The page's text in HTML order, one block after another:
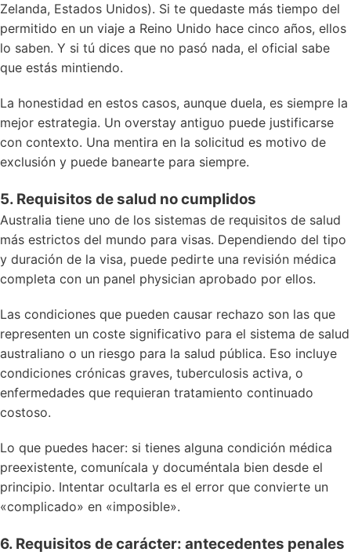
Zelanda, Estados Unidos). Si te quedaste más tiempo del
permitido en un viaje a Reino Unido hace cinco años, ellos
lo saben. Y si tú dices que no pasó nada, el oficial sabe
que estás mintiendo.
La honestidad en estos casos, aunque duela, es siempre la
mejor estrategia. Un overstay antiguo puede justificarse
con contexto. Una mentira en la solicitud es motivo de
exclusión y puede banearte para siempre.
5. Requisitos de salud no cumplidos
Australia tiene uno de los sistemas de requisitos de salud
más estrictos del mundo para visas. Dependiendo del tipo
y duración de la visa, puede pedirte una revisión médica
completa con un panel physician aprobado por ellos.
Las condiciones que pueden causar rechazo son las que
representen un coste significativo para el sistema de salud
australiano o un riesgo para la salud pública. Eso incluye
condiciones crónicas graves, tuberculosis activa, o
enfermedades que requieran tratamiento continuado
costoso.
Lo que puedes hacer: si tienes alguna condición médica
preexistente, comunícala y documéntala bien desde el
principio. Intentar ocultarla es el error que convierte un
«complicado» en «imposible».
6. Requisitos de carácter: antecedentes penales